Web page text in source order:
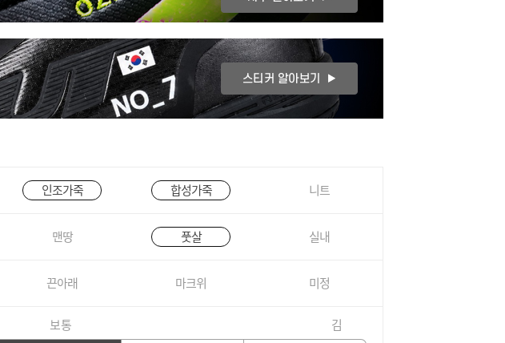
인조가죽 합성가죽 니트
맨땅 풋살 실내
끈아래 마크위 미정
보통 김